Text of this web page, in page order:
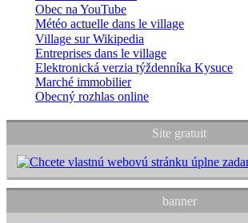
Obec na YouTube
Météo actuelle dans le village
Village sur Wikipedia
Entreprises dans le village
Elektronická verzia týždenníka Kysuce
Marché immobilier
Obecný rozhlas online
Site gratuit
banner